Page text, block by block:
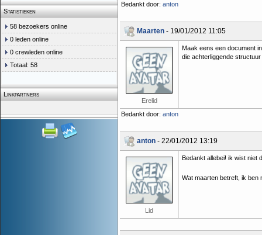
Statistieken
58 bezoekers online
0 leden online
0 crewleden online
Totaal: 58
Linkpartners
Bedankt door: anton
Maarten - 19/01/2012 11:05
Erelid
Maak eens een document
die achterliggende
Bedankt door: anton
anton - 22/01/2012 13:19
Lid
Bedankt allebei! ik wist niet
Wat maarten betreft, ik ben